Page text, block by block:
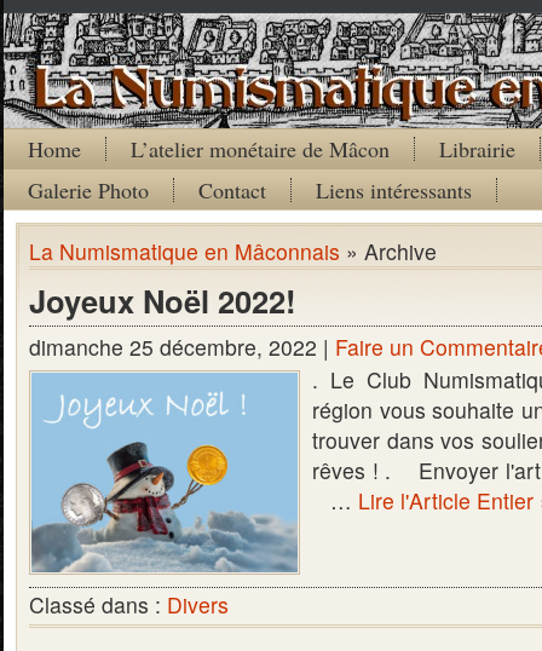
Home L’atelier monétaire de Mâcon
Librairie
Galerie Photo
Contact Liens intéressants
La Numismatique en Mâconnais » Archive
Joyeux Noël 2022!
dimanche 25 décembre, 2022 | Faire un
. Le Club
région vous souhaite
trouver dans vos
rêves ! . Envoyer
… Lire l'Article Entier
Classé dans : Divers